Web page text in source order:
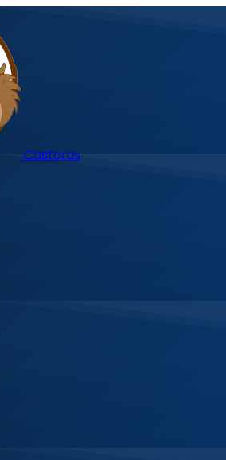
Castorus